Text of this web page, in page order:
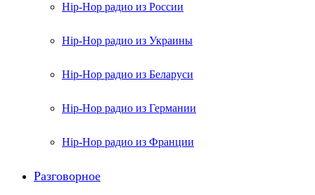
Hip-Hop радио из России
Hip-Hop радио из Украины
Hip-Hop радио из Беларуси
Hip-Hop радио из Германии
Hip-Hop радио из Франции
Разговорное